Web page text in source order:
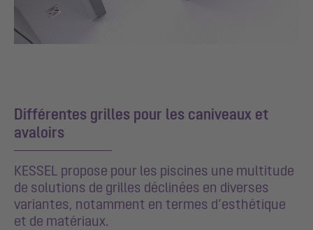
Différentes grilles pour les caniveaux et
avaloirs
KESSEL propose pour les piscines une multitude
de solutions de grilles déclinées en diverses
variantes, notamment en termes d’esthétique
et de matériaux.